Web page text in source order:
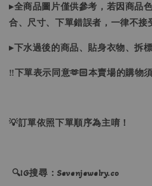
▸全商品圖片僅供參考，若因商品
合、尺寸、下單錯誤者，一律不接
▸下水過後的商品、貼身衣物、拆
‼下單表示同意🫶🏻本賣場的購物
💡訂單依照下單順序為主唷！
🔍IG搜尋：Sevenjewelry.co